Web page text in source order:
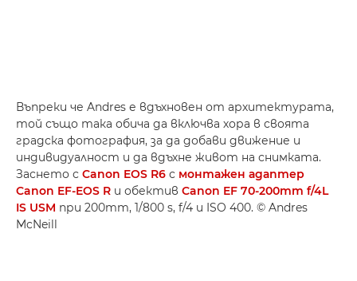
Въпреки че Andres е вдъхновен от архитектурата,
той също така обича да включва хора в своята
градска фотография, за да добави движение и
индивидуалност и да вдъхне живот на снимката.
Заснето с Canon EOS R6 с монтажен адаптер
Canon EF-EOS R и обектив Canon EF 70-200mm f/4L
IS USM при 200mm, 1/800 s, f/4 и ISO 400. © Andres
McNeill